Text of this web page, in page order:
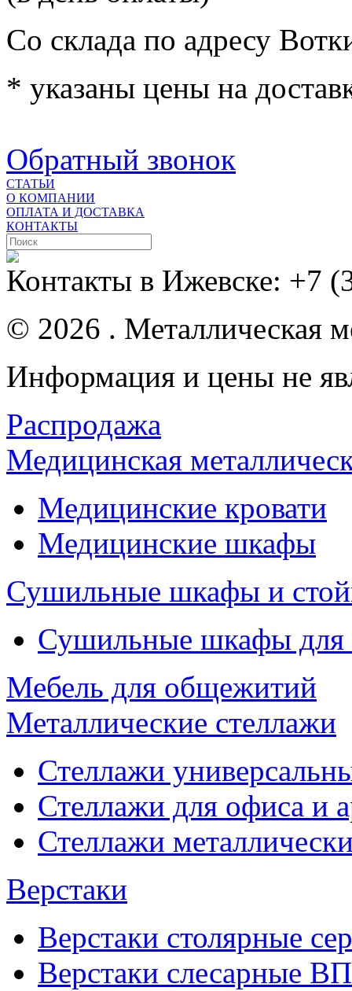
Со склада по адресу
* указаны цены на
Обратный звонок
СТАТЬИ
О КОМПАНИИ
ОПЛАТА И ДОСТАВКА
КОНТАКТЫ
Контакты в Ижевске: +7
© 2026 . Металлическая
Информация и цены не
Распродажа
Медицинская
Медицинские кровати
Медицинские шкафы
Сушильные шкафы и
Сушильные шкафы
Мебель для общежитий
Металлические стеллажи
Стеллажи
Стеллажи для офиса и
Стеллажи
Верстаки
Верстаки столярные
Верстаки слесарные ВП